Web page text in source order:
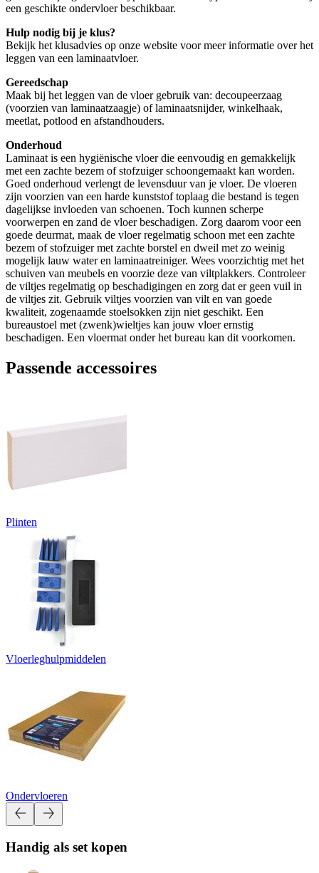
een geschikte ondervloer beschikbaar.
Hulp nodig bij je klus?
Bekijk het klusadvies op onze website voor meer informatie over het
leggen van een laminaatvloer.
Gereedschap
Maak bij het leggen van de vloer gebruik van: decoupeerzaag
(voorzien van laminaatzaagje) of laminaatsnijder, winkelhaak,
meetlat, potlood en afstandhouders.
Onderhoud
Laminaat is een hygiënische vloer die eenvoudig en gemakkelijk
met een zachte bezem of stofzuiger schoongemaakt kan worden.
Goed onderhoud verlengt de levensduur van je vloer. De vloeren
zijn voorzien van een harde kunststof toplaag die bestand is tegen
dagelijkse invloeden van schoenen. Toch kunnen scherpe
voorwerpen en zand de vloer beschadigen. Zorg daarom voor een
goede deurmat, maak de vloer regelmatig schoon met een zachte
bezem of stofzuiger met zachte borstel en dweil met zo weinig
mogelijk lauw water en laminaatreiniger. Wees voorzichtig met het
schuiven van meubels en voorzie deze van viltplakkers. Controleer
de viltjes regelmatig op beschadigingen en zorg dat er geen vuil in
de viltjes zit. Gebruik viltjes voorzien van vilt en van goede
kwaliteit, zogenaamde stoelsokken zijn niet geschikt. Een
bureaustoel met (zwenk)wieltjes kan jouw vloer ernstig
beschadigen. Een vloermat onder het bureau kan dit voorkomen.
Passende accessoires
Plinten
Vloerleghulpmiddelen
Ondervloeren
Handig als set kopen